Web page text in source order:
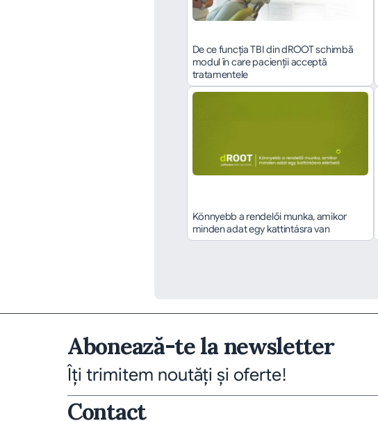
De ce funcția TBI din dROOT schimbă
modul în care pacienții acceptă
tratamentele
Könnyebb a rendelői munka, amikor
minden adat egy kattintásra van
Abonează-te la newsletter
Îți trimitem noutăți și oferte!
Contact